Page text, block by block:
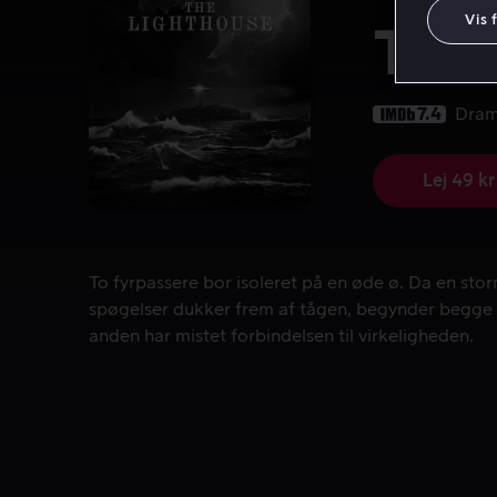
The
7.4
Lej 49 kr
To fyrpassere bor isoleret på en øde ø. Da en
To fyrpassere bor isoleret på en øde ø. Da en
spøgelser dukker frem af tågen, begynder
anden har mistet forbindelsen til virkeligheden.
Vis